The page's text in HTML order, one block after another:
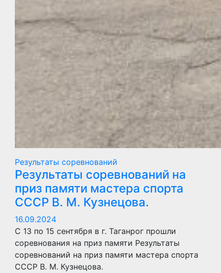
Результаты соревнований
Результаты соревнований на
приз памяти мастера спорта
СССР В. М. Кузнецова.
16.09.2024
С 13 по 15 сентября в г. Таганрог прошли
соревнования на приз памяти Результаты
соревнований на приз памяти мастера спорта
СССР В. М. Кузнецова.